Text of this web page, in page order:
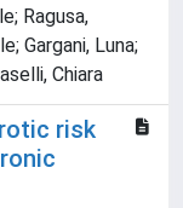
Ragusa,
Gargani, Luna;
Chiara
risk